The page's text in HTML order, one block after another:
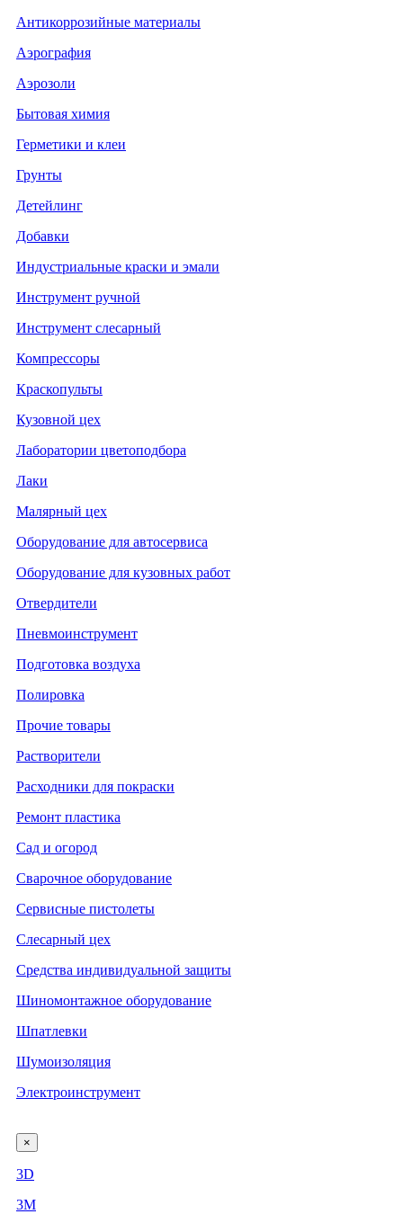
Антикоррозийные материалы
Аэрография
Аэрозоли
Бытовая химия
Герметики и клеи
Грунты
Детейлинг
Добавки
Индустриальные краски и эмали
Инструмент ручной
Инструмент слесарный
Компрессоры
Краскопульты
Кузовной цех
Лаборатории цветоподбора
Лаки
Малярный цех
Оборудование для автосервиса
Оборудование для кузовных работ
Отвердители
Пневмоинструмент
Подготовка воздуха
Полировка
Прочие товары
Растворители
Расходники для покраски
Ремонт пластика
Сад и огород
Сварочное оборудование
Сервисные пистолеты
Слесарный цех
Средства индивидуальной защиты
Шиномонтажное оборудование
Шпатлевки
Шумоизоляция
Электроинструмент
×
3D
3М